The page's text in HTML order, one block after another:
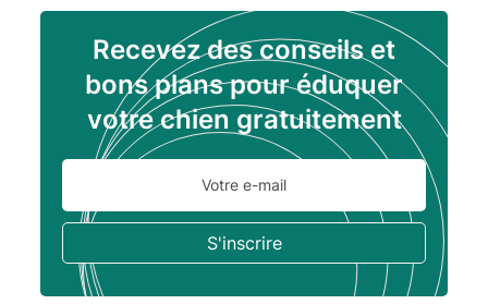
Recevez des conseils et
bons plans pour éduquer
votre chien gratuitement